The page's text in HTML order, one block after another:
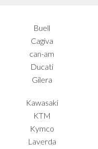
Buell
Cagiva
can-am
Ducati
Gilera
Kawasaki
KTM
Kymco
Laverda